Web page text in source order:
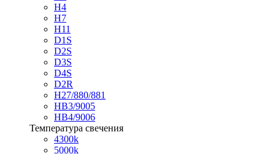
H4
H7
H11
D1S
D2S
D3S
D4S
D2R
H27/880/881
HB3/9005
HB4/9006
Температура свечения
4300k
5000k